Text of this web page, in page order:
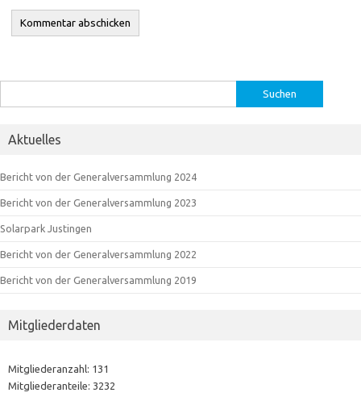
nach:
Aktuelles
Bericht von der Generalversammlung 2024
Bericht von der Generalversammlung 2023
Solarpark Justingen
Bericht von der Generalversammlung 2022
Bericht von der Generalversammlung 2019
Mitgliederdaten
Mitgliederanzahl: 131
Mitgliederanteile: 3232